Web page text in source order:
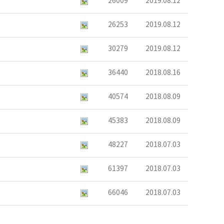
26253 2019.08.12
30279 2019.08.12
36440 2018.08.16
40574 2018.08.09
45383 2018.08.09
48227 2018.07.03
61397 2018.07.03
66046 2018.07.03